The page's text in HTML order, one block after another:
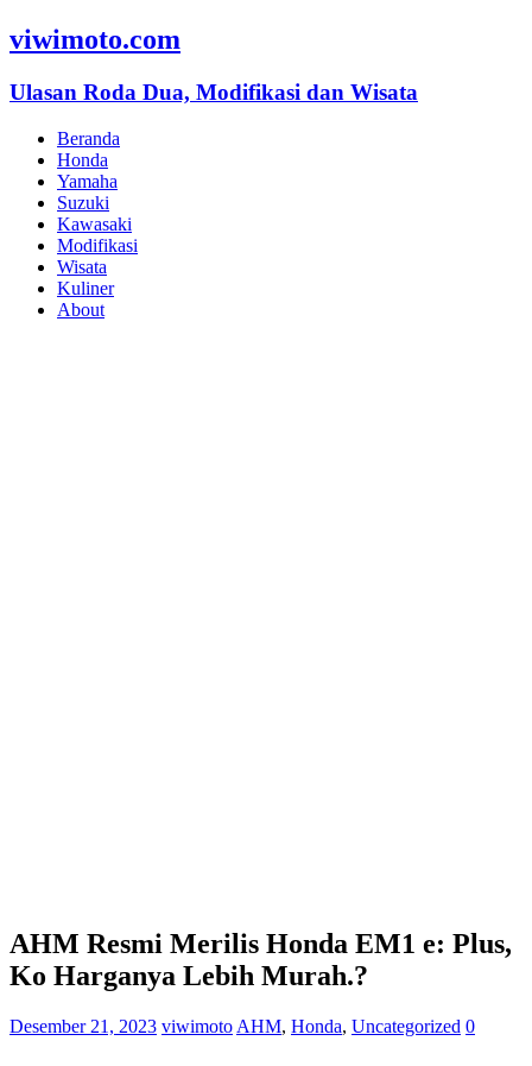
viwimoto.com
Ulasan Roda Dua, Modifikasi dan Wisata
Beranda
Honda
Yamaha
Suzuki
Kawasaki
Modifikasi
Wisata
Kuliner
About
AHM Resmi Merilis Honda EM1 e: Plus,
Ko Harganya Lebih Murah.?
Desember 21, 2023 viwimoto AHM, Honda, Uncategorized 0